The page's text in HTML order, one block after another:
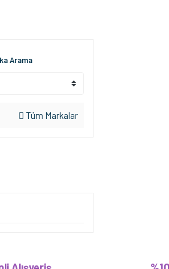
Arama
Tüm Markalar